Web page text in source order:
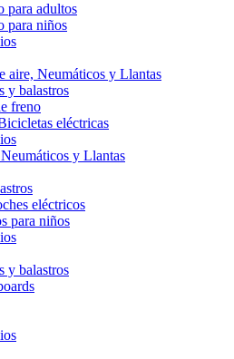
para adultos
para niños
aire, Neumáticos y Llantas
y balastros
freno
eléctricas
y Llantas
eléctricos
para niños
y balastros